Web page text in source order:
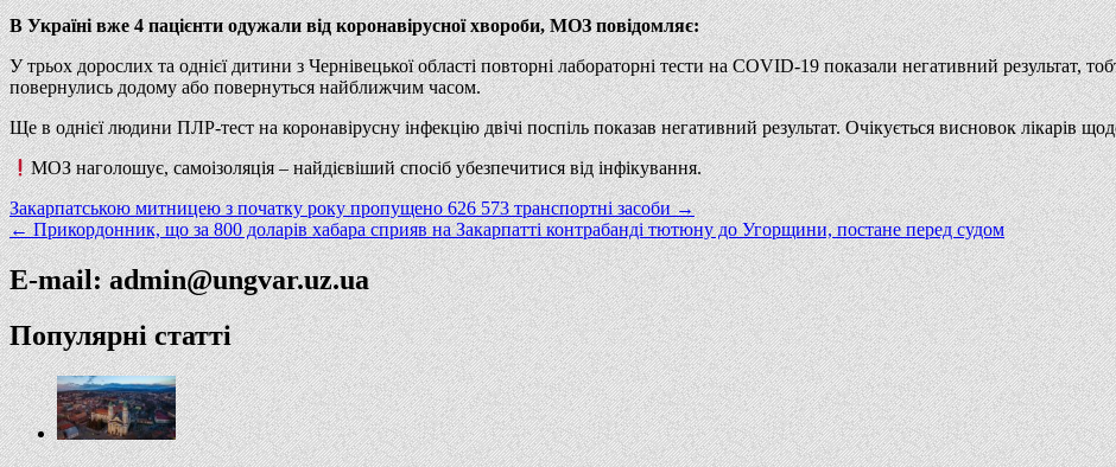
В Україні вже 4 пацієнти одужали від коронавірусної хвороби, МОЗ повідомляє:
У трьох дорослих та однієї дитини з Чернівецької області повторні лабораторні тести на COVID-19 показали негативний результат,
повернулись додому або повернуться найближчим часом.
Ще в однієї людини ПЛР-тест на коронавірусну інфекцію двічі поспіль показав негативний результат. Очікується висновок лікарів
МОЗ наголошує, самоізоляція – найдієвіший спосіб убезпечитися від інфікування.
Навігація
записів
Закарпатською митницею з початку року пропущено 626 573 транспортні засоби →
← Прикордонник, що за 800 доларів хабара сприяв на Закарпатті контрабанді тютюну до Угорщини, постане перед судом
E-mail: admin@ungvar.uz.ua
Популярні статті